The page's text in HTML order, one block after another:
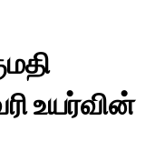
உயர்வின்